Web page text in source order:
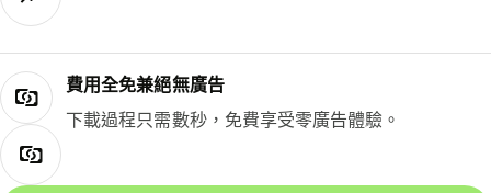
費用全免兼絕無廣告
下載過程只需數秒，免費享受零廣告體驗。